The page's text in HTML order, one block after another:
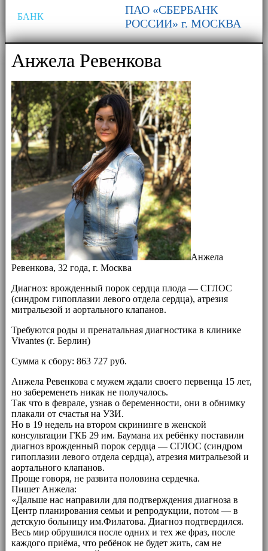
БАНК
ПАО «СБЕРБАНК
РОССИИ» г. МОСКВА
Анжела Ревенкова
Анжела
Ревенкова, 32 года, г. Москва
Диагноз: врожденный порок сердца плода — СГЛОС
(синдром гипоплазии левого отдела сердца), атрезия
митральезой и аортального клапанов.
Требуются роды и пренатальная диагностика в клинике
Vivantes (г. Берлин)
Сумма к сбору: 863 727 руб.
Анжела Ревенкова с мужем ждали своего первенца 15 лет,
но забеременеть никак не получалось.
Так что в феврале, узнав о беременности, они в обнимку
плакали от счастья на УЗИ.
Но в 19 недель на втором скрининге в женской
консультации ГКБ 29 им. Баумана их ребёнку поставили
диагноз врожденный порок сердца — СГЛОС (синдром
гипоплазии левого отдела сердца), атрезия митральезой и
аортального клапанов.
Проще говоря, не развита половина сердечка.
Пишет Анжела:
«Дальше нас направили для подтверждения диагноза в
Центр планирования семьи и репродукции, потом — в
детскую больницу им.Филатова. Диагноз подтвердился.
Весь мир обрушился после одних и тех же фраз, после
каждого приёма, что ребёнок не будет жить, сам не